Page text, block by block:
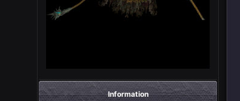
Information